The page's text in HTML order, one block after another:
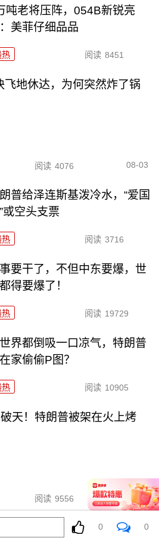
吨老将压阵，054B新锐亮
美菲仔细品品
热 阅读 8451
飞地休达，为何突然炸了锅
阅读 4076 08-03
普给泽连斯基泼冷水，“爱国
或空头支票
热 阅读 3716
要干了，不但中东要爆，世
得要爆了！
热 阅读 19729
界都倒吸一口凉气，特朗普
家偷偷P图？
热 阅读 10905
天！特朗普被架在火上烤
阅读 9556 08-02
大命门决定美国退无可退，伊
0 0